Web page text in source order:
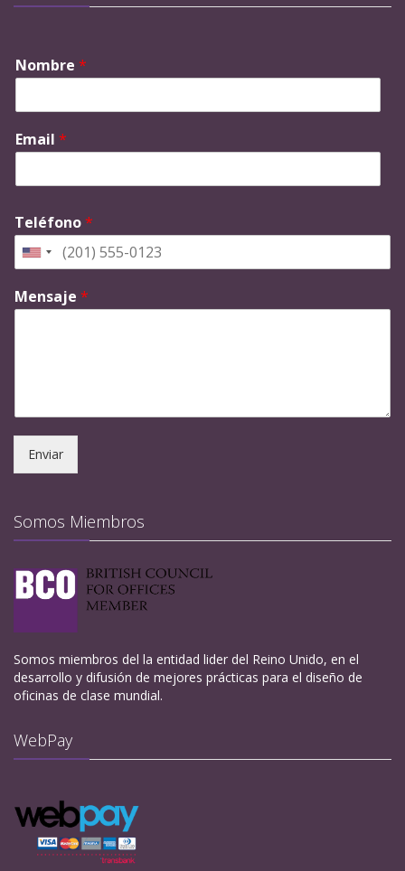
Nombre *
Email *
Teléfono*
Mensaje *
Enviar
Somos Miembros
Somos miembros del la entidad lider del Reino Unido, en el
desarrollo y difusión de mejores prácticas para el diseño de
oficinas de clase mundial.
WebPay